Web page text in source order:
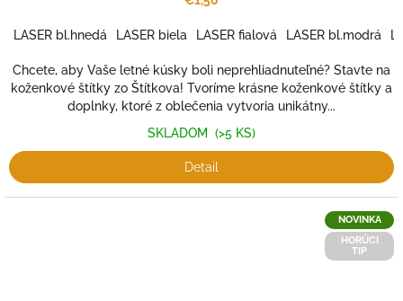
LASER bl.hnedá LASER biela LASER fialová LASER bl.modrá
Chcete, aby Vaše letné kúsky boli neprehliadnuteľné? Stavte na
koženkové štítky zo Štítkova! Tvoríme krásne koženkové štítky a
doplnky, ktoré z oblečenia vytvoria unikátny...
SKLADOM (>5 KS)
Detail
NOVINKA
HORÚCI
TIP